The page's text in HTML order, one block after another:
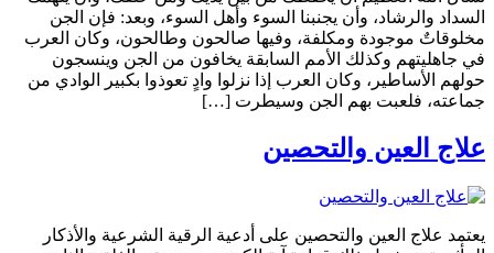
السداد والرشاد، وأن يجنبنا السوء وأهل السوء، وبعد: فإن الجن
مخلوقاتٌ موجودة ومكلفة، وفيها صالحون وطالحون، وكان العرب
في جاهليتهم وكذلك الأمم السابقة يخافون من الجن وينسجون
حولهم الأساطير، وكان العرب إذا نزلوا وادٍ تعوذوا بكبير الوادي من
جماعته، فلعبت بهم الجن وسيطرت […]
علاج العين والتحصين
يعتمد علاج العين والتحصين على أدعية الرقية الشرعية والأذكار